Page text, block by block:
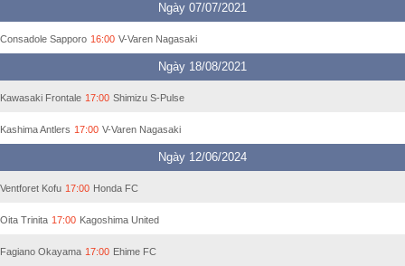
Ngày 07/07/2021
Consadole Sapporo 16:00 V-Varen Nagasaki
Ngày 18/08/2021
Kawasaki Frontale 17:00 Shimizu S-Pulse
Kashima Antlers 17:00 V-Varen Nagasaki
Ngày 12/06/2024
Ventforet Kofu 17:00 Honda FC
Oita Trinita 17:00 Kagoshima United
Fagiano Okayama 17:00 Ehime FC